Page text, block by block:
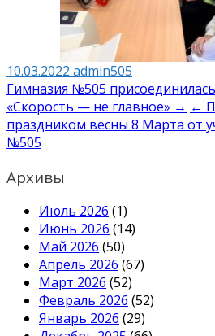
10.03.2022 admin505
Навигация
по
записям
Гимназия №505
«Скорость — не главное» → ←
праздником весны 8 Марта от
№505
Архивы
Июль 2026 (1)
Июнь 2026 (14)
Май 2026 (50)
Апрель 2026 (67)
Март 2026 (52)
Февраль 2026 (52)
Январь 2026 (29)